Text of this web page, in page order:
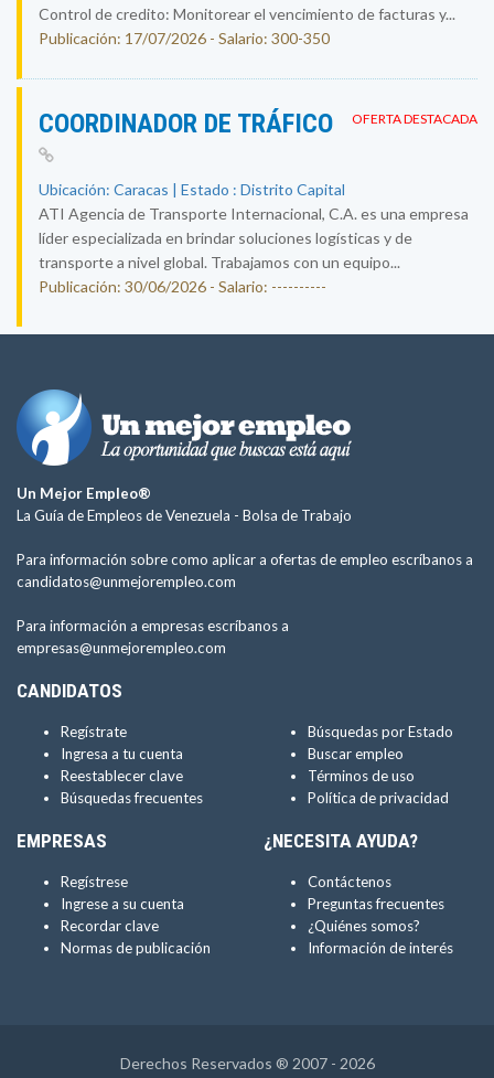
Control de credito: Monitorear el vencimiento de facturas y...
Publicación: 17/07/2026 - Salario: 300-350
OFERTA DESTACADA
COORDINADOR DE TRÁFICO
Ubicación: Caracas | Estado : Distrito Capital
ATI Agencia de Transporte Internacional, C.A. es una empresa
líder especializada en brindar soluciones logísticas y de
transporte a nivel global. Trabajamos con un equipo...
Publicación: 30/06/2026 - Salario: ----------
Un Mejor Empleo®
La Guía de Empleos de Venezuela - Bolsa de Trabajo
Para información sobre como aplicar a ofertas de empleo escríbanos a
candidatos@unmejorempleo.com
Para información a empresas escríbanos a
empresas@unmejorempleo.com
CANDIDATOS
Regístrate
Ingresa a tu cuenta
Reestablecer clave
Búsquedas frecuentes
Búsquedas por Estado
Buscar empleo
Términos de uso
Política de privacidad
EMPRESAS
Regístrese
Ingrese a su cuenta
Recordar clave
Normas de publicación
¿NECESITA AYUDA?
Contáctenos
Preguntas frecuentes
¿Quiénes somos?
Información de interés
Derechos Reservados ® 2007 - 2026